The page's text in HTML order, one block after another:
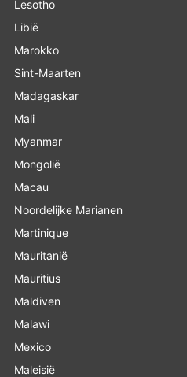
Lesotho
Libië
Marokko
Sint-Maarten
Madagaskar
Mali
Myanmar
Mongolië
Macau
Noordelijke Marianen
Martinique
Mauritanië
Mauritius
Maldiven
Malawi
Mexico
Maleisië